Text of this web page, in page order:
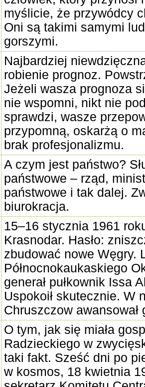
myślicie, że przywódcy
Oni są takimi samymi
gorszymi.
Najbardziej
robienie prognoz.
Jeżeli wasza prognoza
nie wspomni, nikt nie
sprawdzi, wasze
przypomną, oskarżą o
brak profesjonalizmu.
A czym jest państwo?
państwowe – rząd,
państwowe i tak dalej.
biurokracja.
15–16 stycznia 1961
Krasnodar. Hasło:
zbudować nowe Węgry.
Północnokaukaskiego
generał pułkownik Issa
Uspokoił skutecznie. W
Chruszczow awansował
O tym, jak się miała
Radzieckiego w
taki fakt. Sześć dni po
w kosmos, 18 kwietnia